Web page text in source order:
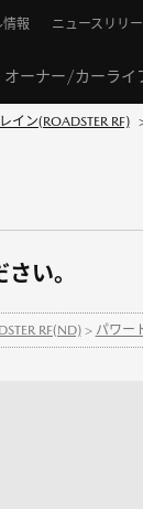
オーナー/カーライ
情報 ニュースリリ
イン(ROADSTER RF)
い。
RF(ND)> パワー